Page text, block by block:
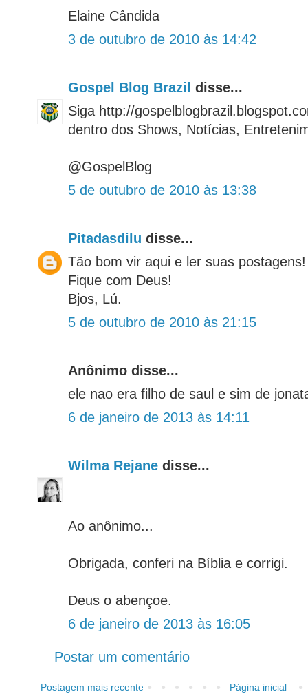
Elaine Cândida
3 de outubro de 2010 às 14:42
Gospel Blog Brazil disse...
Siga http://
dentro dos Shows, Notícias,
@GospelBlog
5 de outubro de 2010 às 13:38
Pitadasdilu disse...
Tão bom vir aqui e ler suas postagens!
Fique com Deus!
Bjos, Lú.
5 de outubro de 2010 às 21:15
Anônimo disse...
ele nao era filho de saul e sim de
6 de janeiro de 2013 às 14:11
Wilma Rejane disse...
Ao anônimo...
Obrigada, conferi na Bíblia e corrigi.
Deus o abençoe.
6 de janeiro de 2013 às 16:05
Postar um comentário
Postagem mais recente Página inicial